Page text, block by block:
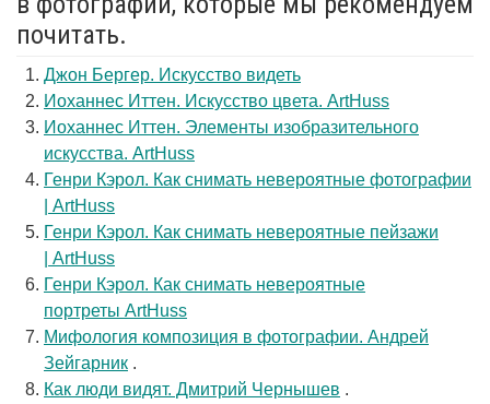
почитать.
Джон Бергер. Искусство видеть
Иоханнес Иттен. Искусство цвета. ArtHuss
Иоханнес Иттен. Элементы изобразительного
искусства. ArtHuss
Генри Кэрол. Как снимать невероятные фотографии
| ArtHuss
Генри Кэрол. Как снимать невероятные пейзажи
| ArtHuss
Генри Кэрол. Как снимать невероятные
портреты ArtHuss
Мифология композиция в фотографии. Андрей
Зейгарник .
Как люди видят. Дмитрий Чернышев .